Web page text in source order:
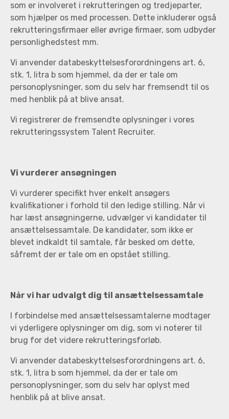
som er involveret i rekrutteringen og tredjeparter,
som hjælper os med processen. Dette inkluderer også
rekrutteringsfirmaer eller øvrige firmaer, som udbyder
personlighedstest mm.
Vi anvender databeskyttelsesforordningens art. 6,
stk. 1, litra b som hjemmel, da der er tale om
personoplysninger, som du selv har fremsendt til os
med henblik på at blive ansat.
Vi registrerer de fremsendte oplysninger i vores
rekrutteringssystem Talent Recruiter.
Vi vurderer ansøgningen
Vi vurderer specifikt hver enkelt ansøgers
kvalifikationer i forhold til den ledige stilling. Når vi
har læst ansøgningerne, udvælger vi kandidater til
ansættelsessamtale. De kandidater, som ikke er
blevet indkaldt til samtale, får besked om dette,
såfremt der er tale om en opstået stilling.
Når vi har udvalgt dig til ansættelsessamtale
I forbindelse med ansættelsessamtalerne modtager
vi yderligere oplysninger om dig, som vi noterer til
brug for det videre rekrutteringsforløb.
Vi anvender databeskyttelsesforordningens art. 6,
stk. 1, litra b som hjemmel, da der er tale om
personoplysninger, som du selv har oplyst med
henblik på at blive ansat.